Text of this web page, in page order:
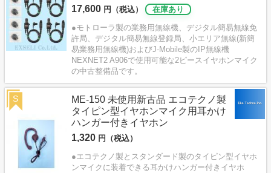
17,600 円（税込）
在庫あり
●モトローラ製の業務用無線機、デジタル簡易無線免
許局、デジタル簡易無線登録局、小エリア無線(新簡
易業務用無線機)およびJ-Mobile製のIP無線機
NEXNET2 A906で使用可能な2ピースイヤホンマイク
の中古整備品です。
ME-150 未使用新古品 エコテクノ製
タイピン型イヤホンマイク用耳かけ
ハンガー付きイヤホン
1,320 円（税込）
●エコテクノ製とスタンダード製のタイピン型イヤホ
ンマイクに装着できる耳かけハンガー付きイヤホ
S